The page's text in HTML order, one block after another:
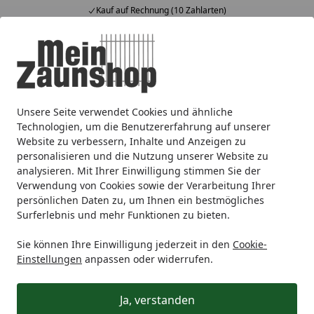
Unsere Seite verwendet Cookies und ähnliche
Technologien, um die Benutzererfahrung auf unserer
Website zu verbessern, Inhalte und Anzeigen zu
personalisieren und die Nutzung unserer Website zu
analysieren. Mit Ihrer Einwilligung stimmen Sie der
Verwendung von Cookies sowie der Verarbeitung Ihrer
persönlichen Daten zu, um Ihnen ein bestmögliches
Surferlebnis und mehr Funktionen zu bieten.
Sie können Ihre Einwilligung jederzeit in den Cookie-
Einstellungen anpassen oder widerrufen.
Ja, verstanden
Kauf auf Rechnung (10 Zahlarten)
Alle Produkte
Mein Konto
Suchen
Startseite
Zaunmarken BM Massivholz BM Massivholz Zaunserien
Zubehör für Zaunserie TYP 171
Ihre Artikelübersicht
Kategorien
Filter / Sortierung